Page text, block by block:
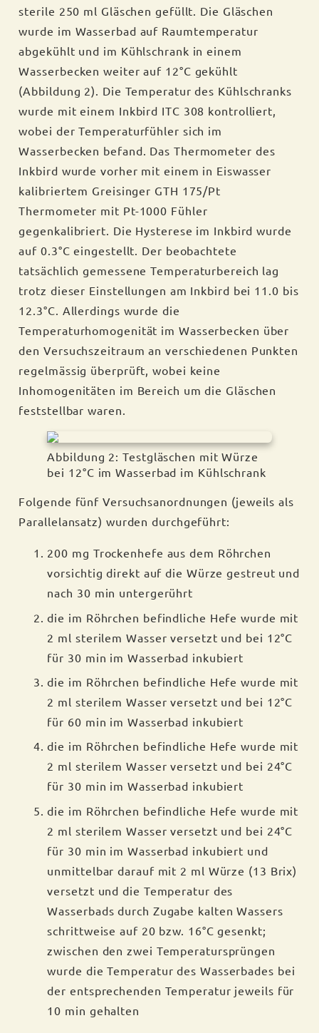
sterile 250 ml Gläschen gefüllt. Die Gläschen
wurde im Wasserbad auf Raumtemperatur
abgekühlt und im Kühlschrank in einem
Wasserbecken weiter auf 12°C gekühlt
(Abbildung 2). Die Temperatur des Kühlschranks
wurde mit einem Inkbird ITC 308 kontrolliert,
wobei der Temperaturfühler sich im
Wasserbecken befand. Das Thermometer des
Inkbird wurde vorher mit einem in Eiswasser
kalibriertem Greisinger GTH 175/Pt
Thermometer mit Pt-1000 Fühler
gegenkalibriert. Die Hysterese im Inkbird wurde
auf 0.3°C eingestellt. Der beobachtete
tatsächlich gemessene Temperaturbereich lag
trotz dieser Einstellungen am Inkbird bei 11.0 bis
12.3°C. Allerdings wurde die
Temperaturhomogenität im Wasserbecken über
den Versuchszeitraum an verschiedenen Punkten
regelmässig überprüft, wobei keine
Inhomogenitäten im Bereich um die Gläschen
feststellbar waren.
Abbildung 2: Testgläschen mit Würze
bei 12°C im Wasserbad im Kühlschrank
Folgende fünf Versuchsanordnungen (jeweils als
Parallelansatz) wurden durchgeführt:
200 mg Trockenhefe aus dem Röhrchen
vorsichtig direkt auf die Würze gestreut und
nach 30 min untergerührt
die im Röhrchen befindliche Hefe wurde mit
2 ml sterilem Wasser versetzt und bei 12°C
für 30 min im Wasserbad inkubiert
die im Röhrchen befindliche Hefe wurde mit
2 ml sterilem Wasser versetzt und bei 12°C
für 60 min im Wasserbad inkubiert
die im Röhrchen befindliche Hefe wurde mit
2 ml sterilem Wasser versetzt und bei 24°C
für 30 min im Wasserbad inkubiert
die im Röhrchen befindliche Hefe wurde mit
2 ml sterilem Wasser versetzt und bei 24°C
für 30 min im Wasserbad inkubiert und
unmittelbar darauf mit 2 ml Würze (13 Brix)
versetzt und die Temperatur des
Wasserbads durch Zugabe kalten Wassers
schrittweise auf 20 bzw. 16°C gesenkt;
zwischen den zwei Temperatursprüngen
wurde die Temperatur des Wasserbades bei
der entsprechenden Temperatur jeweils für
10 min gehalten